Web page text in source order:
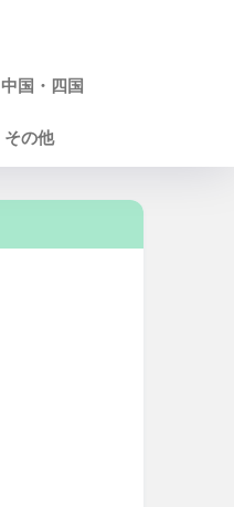
中国・四国
その他